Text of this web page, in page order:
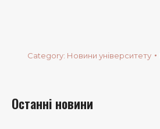
Category: Новини університету
Останні новини